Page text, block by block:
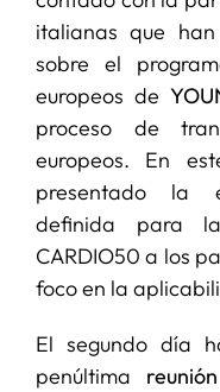
italianas que
sobre el
europeos de
proceso de
europeos. En
presentado la
definida para
CARDIO50 a los
foco en la
El segundo día
penúltima